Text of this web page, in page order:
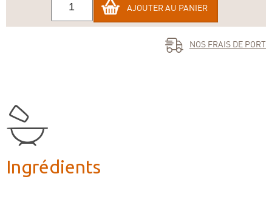
AJOUTER AU PANIER
NOS FRAIS DE PORT
Ingrédients